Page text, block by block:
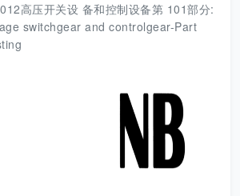
高压开关设 备和控制设备第 101部分:
switchgear and controlgear-Part